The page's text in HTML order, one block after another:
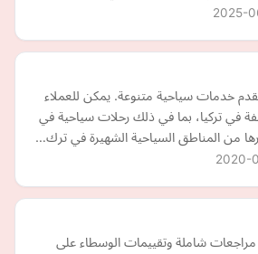
2025-
خدمات سياحية متنوعة. يمكن للعملاء
في تركيا، بما في ذلك رحلات سياحية في
من المناطق السياحية الشهيرة في ترك…
2020-
شاملة وتقييمات الوسطاء على